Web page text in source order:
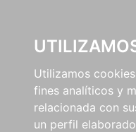
Utilizamos
fines analíticos y
relacionada con
un perfil